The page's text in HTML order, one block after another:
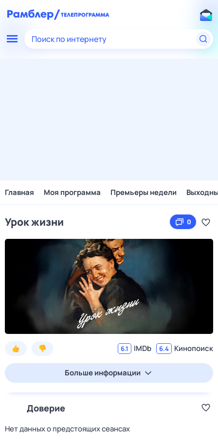
Поиск по интернету
Главная Моя программа Премьеры недели
Урок жизни 0
6.1 IMDb 6.4 Кинопоиск
Больше информации
Доверие
Нет данных о предстоящих сеансах